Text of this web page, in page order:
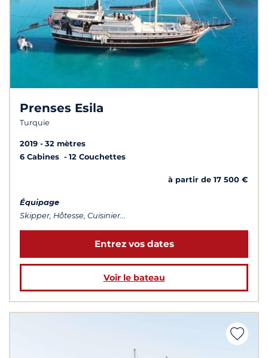
Prenses Esila
Turquie
2019
32 mètres
6 Cabines
12 Couchettes
à partir de 17 500 €
Équipage
Skipper, Hôtesse, Cuisinier...
Entrez vos dates
Voir le bateau